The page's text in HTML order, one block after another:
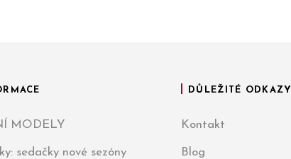
MODELY
sedačky nové sezóny
DŮLEŽITÉ ODKAZY
Kontakt
Blog